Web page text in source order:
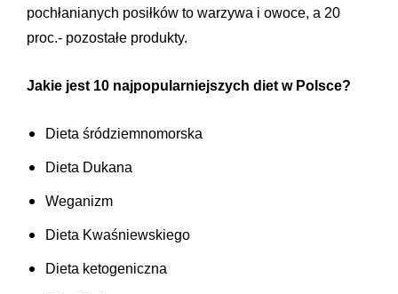
pochłanianych posiłków to warzywa i owoce, a 20
proc.- pozostałe produkty.
Jakie jest 10 najpopularniejszych diet w Polsce?
Dieta śródziemnomorska
Dieta Dukana
Weganizm
Dieta Kwaśniewskiego
Dieta ketogeniczna